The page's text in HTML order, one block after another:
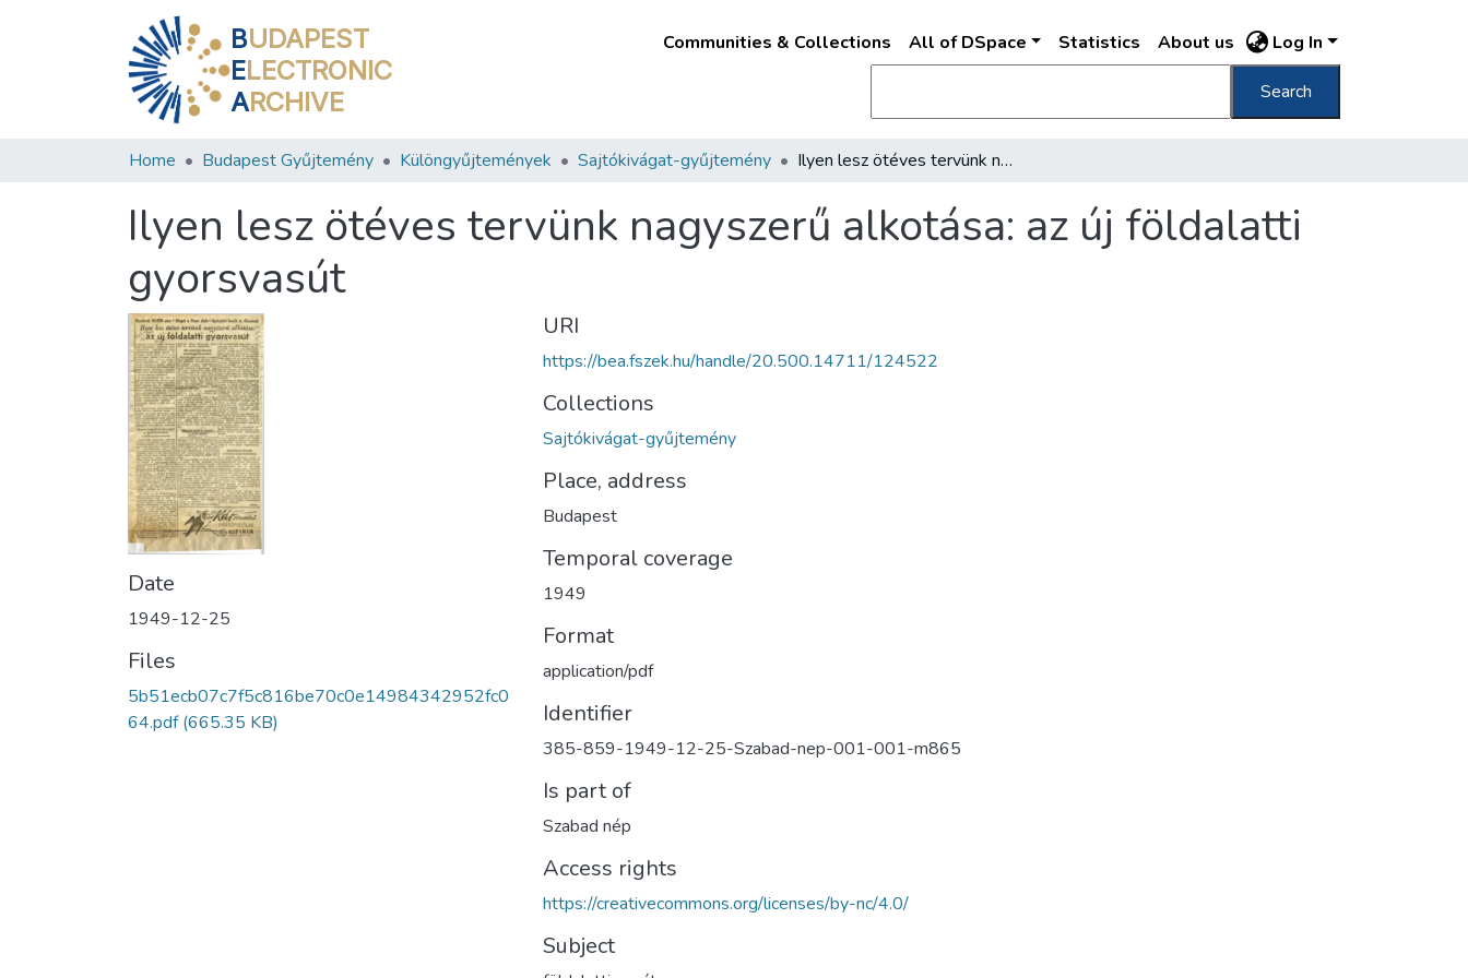
BUDAPEST
ELECTRONIC
ARCHIVE
Communities & Collections All of DSpace Statistics About us Log In
Search
Home Budapest Gyűjtemény Különgyűjtemények Sajtókivágat-gyűjtemény Ilyen lesz ötéves tervünk nagyszerű alkotása: az új földalatti gyorsvasút
Ilyen lesz ötéves tervünk nagyszerű alkotása: az új földalatti
gyorsvasút
Date
1949-12-25
Files
5b51ecb07c7f5c816be70c0e14984342952fc0
64.pdf(665.35 KB)
URI
https://bea.fszek.hu/handle/20.500.14711/124522
Collections
Sajtókivágat-gyűjtemény
Place, address
Budapest
Temporal coverage
1949
Format
application/pdf
Identifier
385-859-1949-12-25-Szabad-nep-001-001-m865
Is part of
Szabad nép
Access rights
https://creativecommons.org/licenses/by-nc/4.0/
Subject